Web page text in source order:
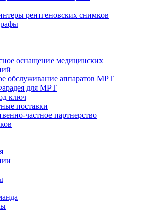
рентгеновских снимков
оснащение медицинских
обслуживание аппаратов МРТ
для МРТ
ключ
поставки
частное партнерство